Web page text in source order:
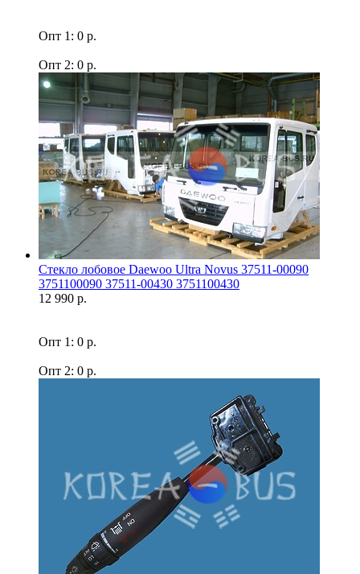
Опт 1: 0 р.
Опт 2: 0 р.
Стекло лобовое Daewoo Ultra Novus 37511-00090
3751100090 37511-00430 3751100430
12 990 р.
Опт 1: 0 р.
Опт 2: 0 р.